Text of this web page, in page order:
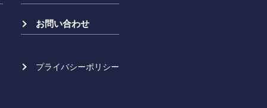
お問い合わせ
プライバシーポリシー